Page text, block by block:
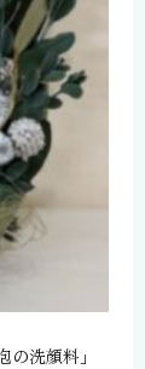
洗顔料」